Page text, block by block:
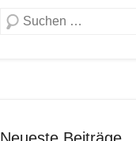
Suche